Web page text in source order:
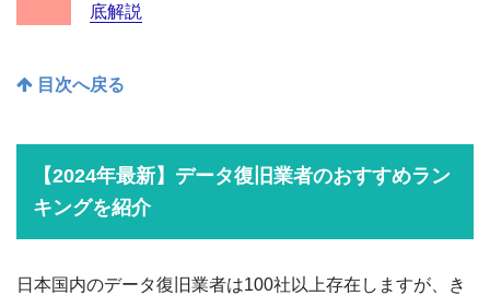
底解説
目次へ戻る
【2024年最新】データ復旧業者のおすすめラン
キングを紹介
日本国内のデータ復旧業者は100社以上存在しますが、き